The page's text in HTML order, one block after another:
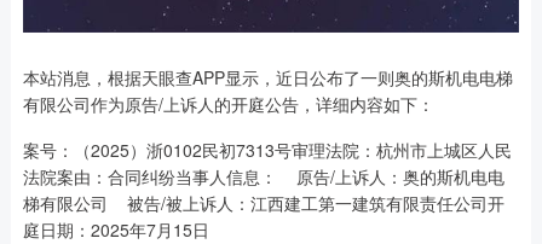
本站消息，根据天眼查APP显示，近日公布了一则奥的斯机电电梯
有限公司作为原告/上诉人的开庭公告，详细内容如下：
案号：（2025）浙0102民初7313号审理法院：杭州市上城区人民
法院案由：合同纠纷当事人信息： 原告/上诉人：奥的斯机电电
梯有限公司 被告/被上诉人：江西建工第一建筑有限责任公司开
庭日期：2025年7月15日